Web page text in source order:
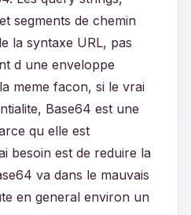
segments de chemin
la syntaxe URL, pas
d une enveloppe
meme facon, si le vrai
Base64 est une
qu elle est
besoin est de reduire la
va dans le mauvais
en general environ un